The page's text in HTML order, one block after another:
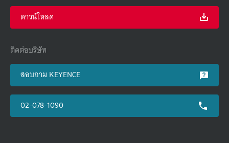
ดาวน์โหลด
ติดต่อบริษัท
สอบถาม KEYENCE
02-078-1090